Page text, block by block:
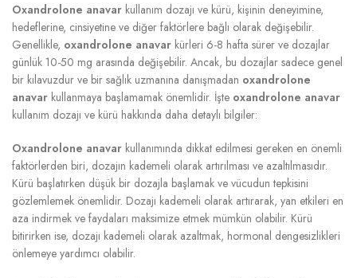
Oxandrolone anavar kullanım dozajı ve kürü, kişinin deneyimine,
hedeflerine, cinsiyetine ve diğer faktörlere bağlı olarak değişebilir.
Genellikle, oxandrolone anavar kürleri 6-8 hafta sürer ve dozajlar
günlük 10-50 mg arasında değişebilir. Ancak, bu dozajlar sadece genel
bir kılavuzdur ve bir sağlık uzmanına danışmadan oxandrolone
anavar kullanmaya başlamamak önemlidir. İşte oxandrolone anavar
kullanım dozajı ve kürü hakkında daha detaylı bilgiler:
Oxandrolone anavar kullanımında dikkat edilmesi gereken en önemli
faktörlerden biri, dozajın kademeli olarak artırılması ve azaltılmasıdır.
Kürü başlatırken düşük bir dozajla başlamak ve vücudun tepkisini
gözlemlemek önemlidir. Dozajı kademeli olarak artırarak, yan etkileri en
aza indirmek ve faydaları maksimize etmek mümkün olabilir. Kürü
bitirirken ise, dozajı kademeli olarak azaltmak, hormonal dengesizlikleri
önlemeye yardımcı olabilir.